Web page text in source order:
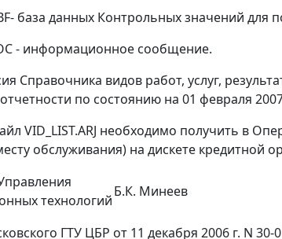
база данных Контрольных значений
- информационное сообщение.
Справочника видов работ, услуг,
по состоянию на 01 февраля
VID_LIST.ARJ необходимо получить в
обслуживания) на дискете кредитной
технологий
Б.К. Минеев
ГТУ ЦБР от 11 декабря 2006 г. N